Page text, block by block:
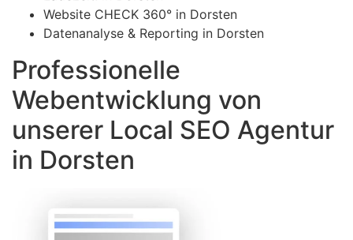
Website CHECK 360° in Dorsten
Datenanalyse & Reporting in Dorsten
Professionelle
Webentwicklung von
unserer Local SEO Agentur
in Dorsten